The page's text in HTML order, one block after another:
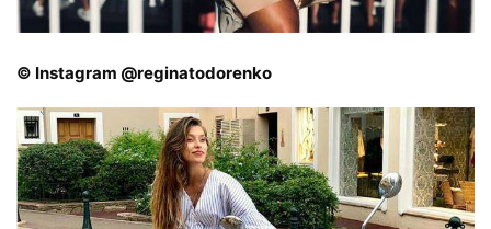
© Instagram @reginatodorenko